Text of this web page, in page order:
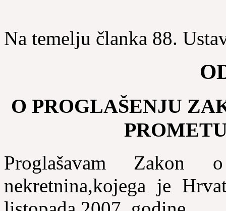
Na temelju članka 88.
O PROGLAŠENJU
Proglašavam Zakon
nekretnina,kojega je